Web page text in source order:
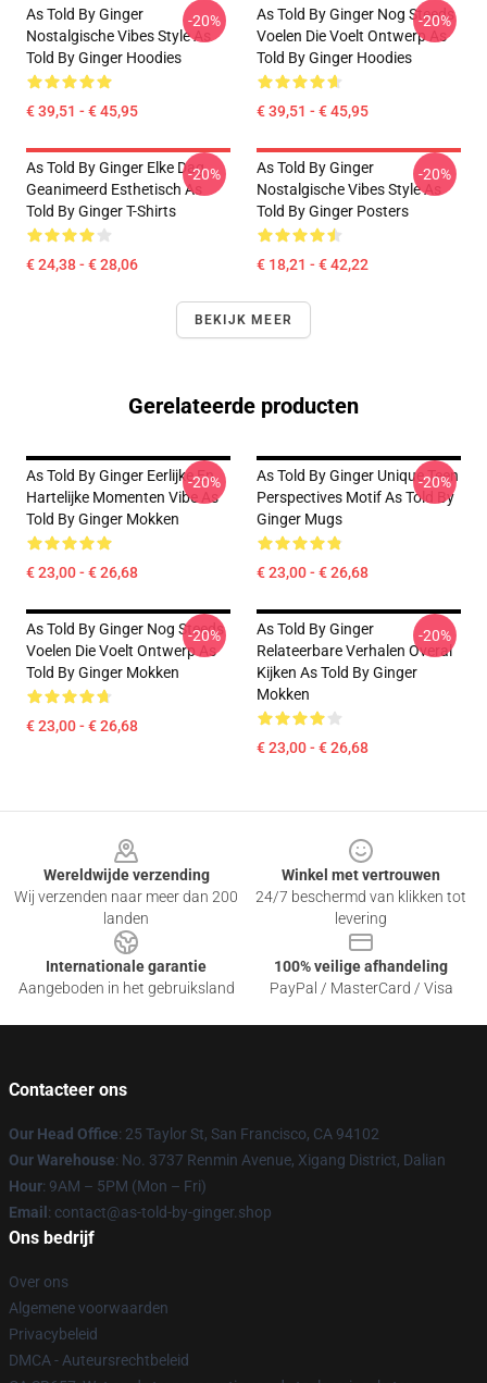
As Told By Ginger
Nostalgische Vibes Style As
Told By Ginger Hoodies
€ 39,51 - € 45,95
-20%
As Told By Ginger Nog Steeds
Voelen Die Voelt Ontwerp As
Told By Ginger Hoodies
€ 39,51 - € 45,95
-20%
As Told By Ginger Elke Dag
Geanimeerd Esthetisch As
Told By Ginger T-Shirts
€ 24,38 - € 28,06
-20%
As Told By Ginger
Nostalgische Vibes Style As
Told By Ginger Posters
€ 18,21 - € 42,22
-20%
BEKIJK MEER
Gerelateerde producten
As Told By Ginger Eerlijke En
Hartelijke Momenten Vibe As
Told By Ginger Mokken
€ 23,00 - € 26,68
-20%
As Told By Ginger Unique Teen
Perspectives Motif As Told By
Ginger Mugs
€ 23,00 - € 26,68
-20%
As Told By Ginger Nog Steeds
Voelen Die Voelt Ontwerp As
Told By Ginger Mokken
€ 23,00 - € 26,68
-20%
As Told By Ginger
Relateerbare Verhalen Overal
Kijken As Told By Ginger
Mokken
€ 23,00 - € 26,68
-20%
Wereldwijde verzending
Wij verzenden naar meer dan 200
landen
Winkel met vertrouwen
24/7 beschermd van klikken tot
levering
Internationale garantie
Aangeboden in het gebruiksland
100% veilige afhandeling
PayPal / MasterCard / Visa
Contacteer ons
Our Head Office: 25 Taylor St, San Francisco, CA 94102
Our Warehouse: No. 3737 Renmin Avenue, Xigang District, Dalian
Hour: 9AM – 5PM (Mon – Fri)
Email : contact@as-told-by-ginger.shop
Ons bedrijf
Over ons
Algemene voorwaarden
Privacybeleid
DMCA - Auteursrechtbeleid